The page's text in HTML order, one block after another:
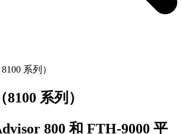
系列）
系列）
800 和 FTH-9000 平